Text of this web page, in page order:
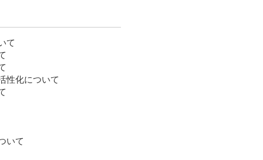
て
性化について
いて